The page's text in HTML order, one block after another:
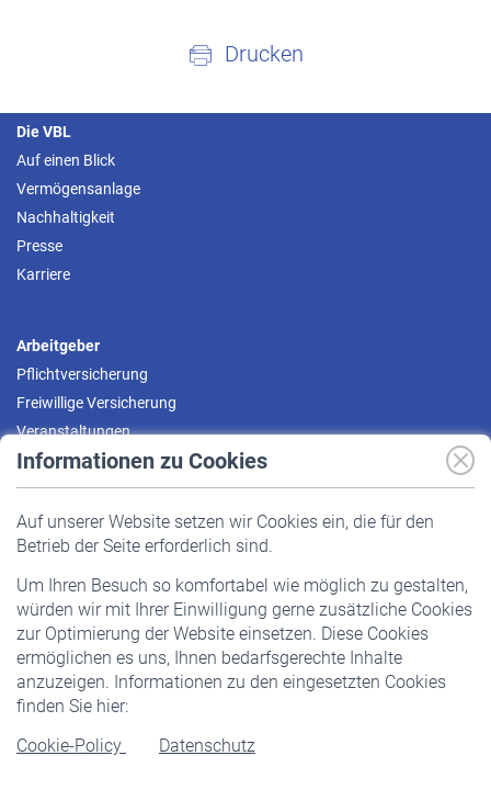
Informationen zu Cookies
Auf unserer Website setzen wir Cookies ein, die für den
Betrieb der Seite erforderlich sind.
Um Ihren Besuch so komfortabel wie möglich zu gestalten,
würden wir mit Ihrer Einwilligung gerne zusätzliche Cookies
zur Optimierung der Website einsetzen. Diese Cookies
ermöglichen es uns, Ihnen bedarfsgerechte Inhalte
anzuzeigen. Informationen zu den eingesetzten Cookies
finden Sie hier:
Cookie-Policy
Datenschutz
Drucken
Die VBL
Auf einen Blick
Vermögensanlage
Nachhaltigkeit
Presse
Karriere
Arbeitgeber
Pflichtversicherung
Freiwillige Versicherung
Veranstaltungen
Pflichtversicherung
Staatliche Förderung
Veranstaltungen
Rentner
Rentenbeginn
Rente beantragen